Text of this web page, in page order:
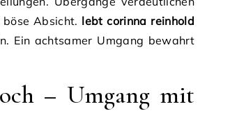
Absicht. lebt corinna reinhold
Ein achtsamer Umgang bewahrt
– Umgang mit